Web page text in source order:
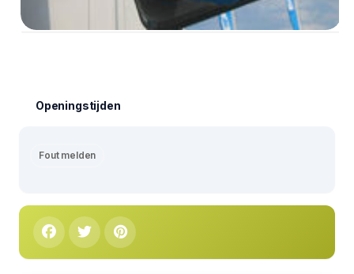
Openingstijden
Fout melden